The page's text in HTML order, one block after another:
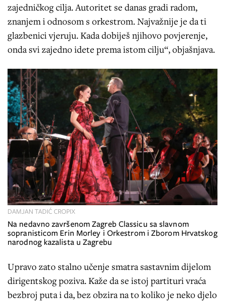
zajedničkog cilja. Autoritet se danas gradi radom,
znanjem i odnosom s orkestrom. Najvažnije je da ti
glazbenici vjeruju. Kada dobiješ njihovo povjerenje,
onda svi zajedno idete prema istom cilju“, objašnjava.
Na nedavno završenom Zagreb Classicu sa slavnom
sopranisticom Erin Morley i Orkestrom i Zborom Hrvatskog
narodnog kazalista u Zagrebu
DAMJAN TADIĆ CROPIX
Upravo zato stalno učenje smatra sastavnim dijelom
dirigentskog poziva. Kaže da se istoj partituri vraća
bezbroj puta i da, bez obzira na to koliko je neko djelo